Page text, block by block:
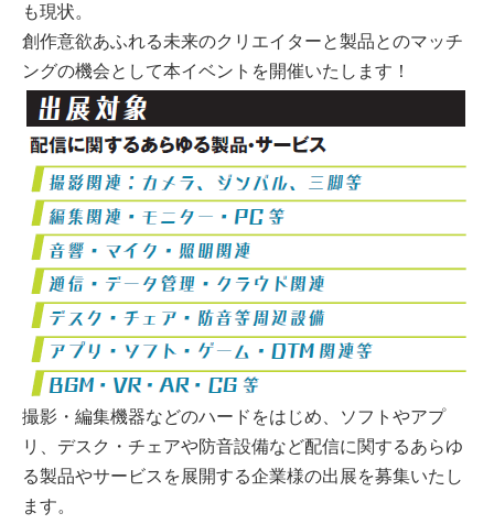
も現状。
創作意欲あふれる未来のクリエイターと製品とのマッチ
ングの機会として本イベントを開催いたします！
撮影・編集機器などのハードをはじめ、ソフトやアプ
リ、デスク・チェアや防音設備など配信に関するあらゆ
る製品やサービスを展開する企業様の出展を募集いたし
ます。